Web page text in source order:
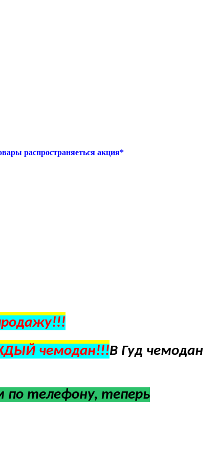
распространяеться акция*
чемодан!!!В Гуд чемодан
телефону, теперь